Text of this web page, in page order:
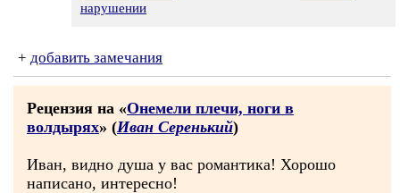
нарушении
+ добавить замечания
Рецензия на «Онемели плечи, ноги в
волдырях» (Иван Серенький)
Иван, видно душа у вас романтика! Хорошо
написано, интересно!